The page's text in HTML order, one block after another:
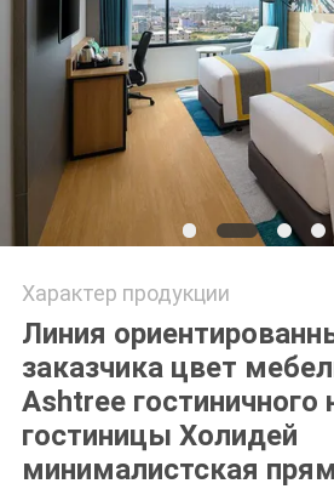
Характер продукции
Линия
заказчика цвет
Ashtree гостиничного
гостиницы Холидей
минималистская